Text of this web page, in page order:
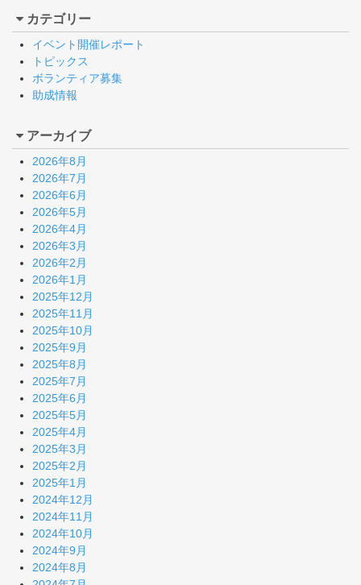
カテゴリー
イベント開催レポート
トピックス
ボランティア募集
助成情報
アーカイブ
2026年8月
2026年7月
2026年6月
2026年5月
2026年4月
2026年3月
2026年2月
2026年1月
2025年12月
2025年11月
2025年10月
2025年9月
2025年8月
2025年7月
2025年6月
2025年5月
2025年4月
2025年3月
2025年2月
2025年1月
2024年12月
2024年11月
2024年10月
2024年9月
2024年8月